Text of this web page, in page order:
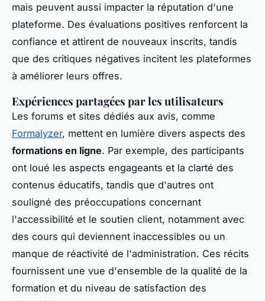
mais peuvent aussi impacter la réputation d'une
plateforme. Des évaluations positives renforcent la
confiance et attirent de nouveaux inscrits, tandis
que des critiques négatives incitent les plateformes
à améliorer leurs offres.
Expériences partagées par les utilisateurs
Les forums et sites dédiés aux avis, comme
Formalyzer, mettent en lumière divers aspects des
formations en ligne. Par exemple, des participants
ont loué les aspects engageants et la clarté des
contenus éducatifs, tandis que d'autres ont
souligné des préoccupations concernant
l'accessibilité et le soutien client, notamment avec
des cours qui deviennent inaccessibles ou un
manque de réactivité de l'administration. Ces récits
fournissent une vue d'ensemble de la qualité de la
formation et du niveau de satisfaction des